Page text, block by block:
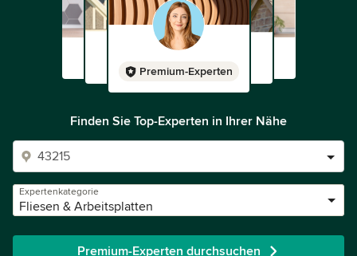
Premium-Experten
Finden Sie Top-Experten in Ihrer Nähe
Expertenkategorie
Fliesen & Arbeitsplatten
Premium-Experten durchsuchen